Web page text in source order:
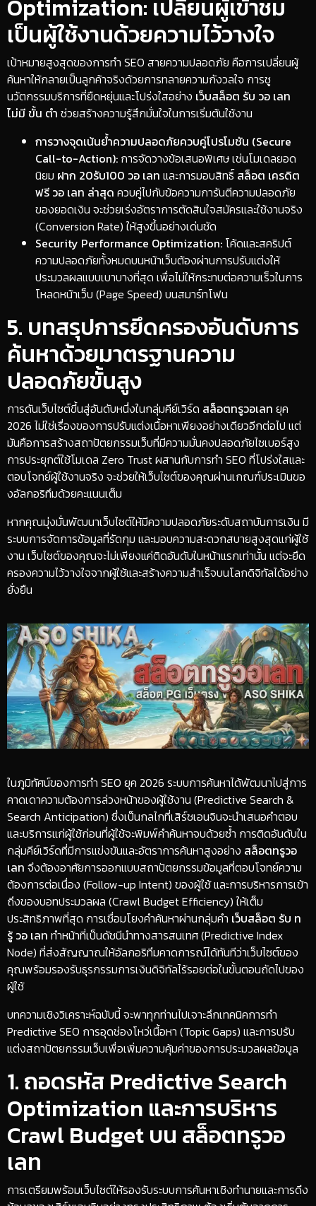
Optimization: เปลี่ยนผู้เข้าชม
เป็นผู้ใช้งานด้วยความไว้วางใจ
​เป้าหมายสูงสุดของการทำ SEO สายความปลอดภัย คือการเปลี่ยนผู้
ค้นหาให้กลายเป็นลูกค้าจริงด้วยการทลายความกังวลใจ การชู
นวัตกรรมบริการที่ยืดหยุ่นและโปร่งใสอย่าง เว็บสล็อต รับ วอ เลท
ไม่มี ขั้น ตํา ช่วยสร้างความรู้สึกมั่นใจในการเริ่มต้นใช้งาน
การวางจุดเน้นย้ำความปลอดภัยควบคู่โปรโมชัน (Secure
Call-to-Action): การจัดวางข้อเสนอพิเศษ เช่นโมเดลยอด
นิยม ฝาก 20รับ100 วอ เลท และการมอบสิทธิ์สล็อต เครดิต
ฟรี วอ เลท ล่าสุด ควบคู่ไปกับข้อความการันตีความปลอดภัย
ของยอดเงิน จะช่วยเร่งอัตราการตัดสินใจสมัครและใช้งานจริง
(Conversion Rate) ให้สูงขึ้นอย่างเด่นชัด
Security Performance Optimization: โค้ดและสคริปต์
ความปลอดภัยทั้งหมดบนหน้าเว็บต้องผ่านการปรับแต่งให้
ประมวลผลแบบเบาบางที่สุด เพื่อไม่ให้กระทบต่อความเร็วในการ
โหลดหน้าเว็บ (Page Speed) บนสมาร์ทโฟน
​5. บทสรุปการยึดครองอันดับการ
ค้นหาด้วยมาตรฐานความ
ปลอดภัยขั้นสูง
​การดันเว็บไซต์ขึ้นสู่อันดับหนึ่งในกลุ่มคีย์เวิร์ด สล็อตทรูวอเลท ยุค
2026 ไม่ใช่เรื่องของการปรับแต่งเนื้อหาเพียงอย่างเดียวอีกต่อไป แต่
มันคือการสร้างสถาปัตยกรรมเว็บที่มีความมั่นคงปลอดภัยไซเบอร์สูง
การประยุกต์ใช้โมเดล Zero Trust ผสานกับการทำ SEO ที่โปร่งใสและ
ตอบโจทย์ผู้ใช้งานจริง จะช่วยให้เว็บไซต์ของคุณผ่านเกณฑ์ประเมินขอ
งอัลกอริทึมด้วยคะแนนเต็ม
​หากคุณมุ่งมั่นพัฒนาเว็บไซต์ให้มีความปลอดภัยระดับสถาบันการเงิน มี
ระบบการจัดการข้อมูลที่รัดกุม และมอบความสะดวกสบายสูงสุดแก่ผู้ใช้
งาน เว็บไซต์ของคุณจะไม่เพียงแค่ติดอันดับในหน้าแรกเท่านั้น แต่จะยึด
ครองความไว้วางใจจากผู้ใช้และสร้างความสำเร็จบนโลกดิจิทัลได้อย่าง
ยั่งยืน
​ในภูมิทัศน์ของการทำ SEO ยุค 2026 ระบบการค้นหาได้พัฒนาไปสู่การ
คาดเดาความต้องการล่วงหน้าของผู้ใช้งาน (Predictive Search &
Search Anticipation) ซึ่งเป็นกลไกที่เสิร์ชเอนจินจะนำเสนอคำตอบ
และบริการแก่ผู้ใช้ก่อนที่ผู้ใช้จะพิมพ์คำค้นหาจบด้วยซ้ำ การติดอันดับใน
กลุ่มคีย์เวิร์ดที่มีการแข่งขันและอัตราการค้นหาสูงอย่าง สล็อตทรูวอ
เลท จึงต้องอาศัยการออกแบบสถาปัตยกรรมข้อมูลที่ตอบโจทย์ความ
ต้องการต่อเนื่อง (Follow-up Intent) ของผู้ใช้ และการบริหารการเข้า
ถึงของบอทประมวลผล (Crawl Budget Efficiency) ให้เต็ม
ประสิทธิภาพที่สุด การเชื่อมโยงคำค้นหาผ่านกลุ่มคำ เว็บสล็อต รับ ท
รู้ วอ เลท ทำหน้าที่เป็นดัชนีนำทางสารสนเทศ (Predictive Index
Node) ที่ส่งสัญญาณให้อัลกอริทึมคาดการณ์ได้ทันทีว่าเว็บไซต์ของ
คุณพร้อมรองรับธุรกรรมการเงินดิจิทัลไร้รอยต่อในขั้นตอนถัดไปของ
ผู้ใช้
​บทความเชิงวิเคราะห์ฉบับนี้ จะพาทุกท่านไปเจาะลึกเทคนิคการทำ
Predictive SEO การอุดช่องโหว่เนื้อหา (Topic Gaps) และการปรับ
แต่งสถาปัตยกรรมเว็บเพื่อเพิ่มความคุ้มค่าของการประมวลผลข้อมูล
​1. ถอดรหัส Predictive Search
Optimization และการบริหาร
Crawl Budget บน สล็อตทรูวอ
เลท
​การเตรียมพร้อมเว็บไซต์ให้รองรับระบบการค้นหาเชิงทำนายและการดึง